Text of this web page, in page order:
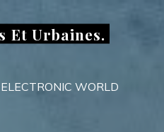
Et Urbaines.
ELECTRONIC WORLD